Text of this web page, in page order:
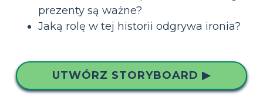
prezenty są ważne?
Jaką rolę w tej historii odgrywa ironia?
UTWÓRZ STORYBOARD ▶